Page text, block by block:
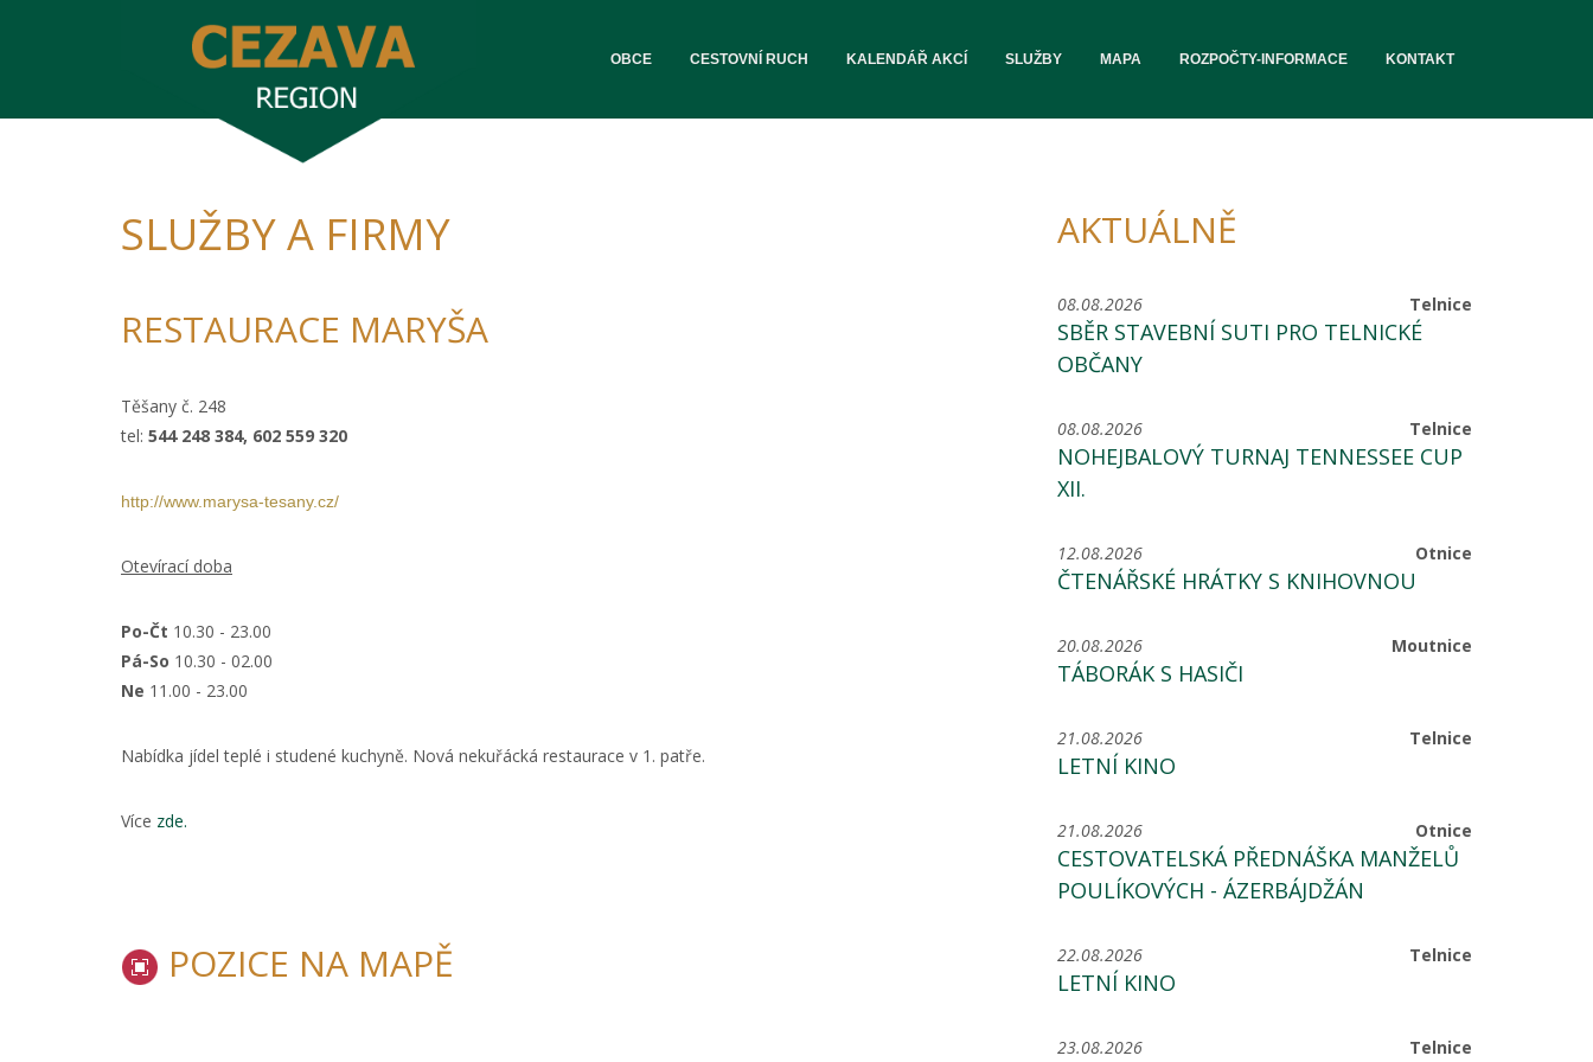
OBCE CESTOVNÍ RUCH KALENDÁŘ AKCÍ SLUŽBY MAPA ROZPOČTY-INFORMACE KONTAKT
SLUŽBY A FIRMY
RESTAURACE MARYŠA
Těšany č. 248
tel: 544 248 384, 602 559 320
http://www.marysa-tesany.cz/
Otevírací doba
Po-Čt 10.30 - 23.00
Pá-So 10.30 - 02.00
Ne 11.00 - 23.00
Nabídka jídel teplé i studené kuchyně. Nová nekuřácká restaurace v 1. patře.
Více zde.
POZICE NA MAPĚ
AKTUÁLNĚ
Telnice
08.08.2026
SBĚR STAVEBNÍ SUTI PRO TELNICKÉ
OBČANY
Telnice
08.08.2026
NOHEJBALOVÝ TURNAJ TENNESSEE CUP
XII.
Otnice
12.08.2026
ČTENÁŘSKÉ HRÁTKY S KNIHOVNOU
Moutnice
20.08.2026
TÁBORÁK S HASIČI
Telnice
21.08.2026
LETNÍ KINO
Otnice
21.08.2026
CESTOVATELSKÁ PŘEDNÁŠKA MANŽELŮ
POULÍKOVÝCH - ÁZERBÁJDŽÁN
Telnice
22.08.2026
LETNÍ KINO
Telnice
23.08.2026